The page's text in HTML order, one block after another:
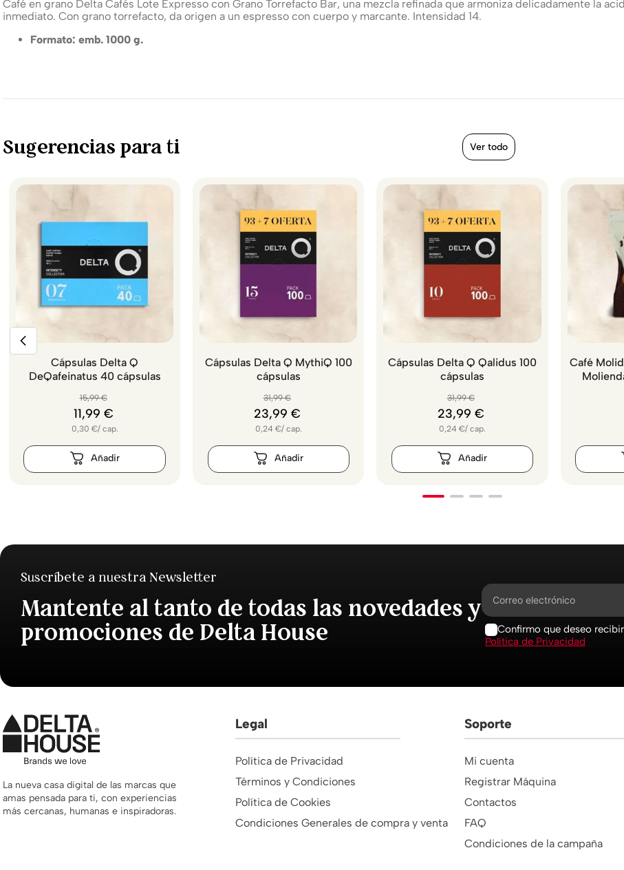
Café en grano Delta Cafés Lote Expresso con Grano Torrefacto Bar, una mezcla refinada que armoniza delicadamente la
inmediato. Con grano torrefacto, da origen a un espresso con cuerpo y marcante. Intensidad 14.
Formato: emb. 1000 g.
Sugerencias para ti Ver todo
Cápsulas Delta Q
DeQafeinatus 40 cápsulas
15,99 €
11,99 €
0,30 €/ cap.
Cápsulas Delta Q MythiQ 100
cápsulas
31,99 €
23,99 €
0,24 €/ cap.
Cápsulas Delta Q Qalidus 100
cápsulas
31,99 €
23,99 €
0,24 €/ cap.
Café
Suscríbete a nuestra Newsletter
Mantente al tanto de todas las novedades y
promociones de Delta House
Confirmo que deseo
Política de Privacidad
La nueva casa digital de las marcas que
amas pensada para ti, con experiencias
más cercanas, humanas e inspiradoras.
Legal
Política de Privacidad
Términos y Condiciones
Política de Cookies
Condiciones Generales de compra y venta
Soporte
Mi cuenta
Registrar Máquina
Contactos
FAQ
Condiciones de la campaña